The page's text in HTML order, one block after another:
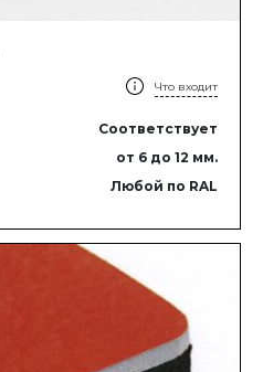
Что входит
Соответствует
от 6 до 12 мм.
Любой по RAL